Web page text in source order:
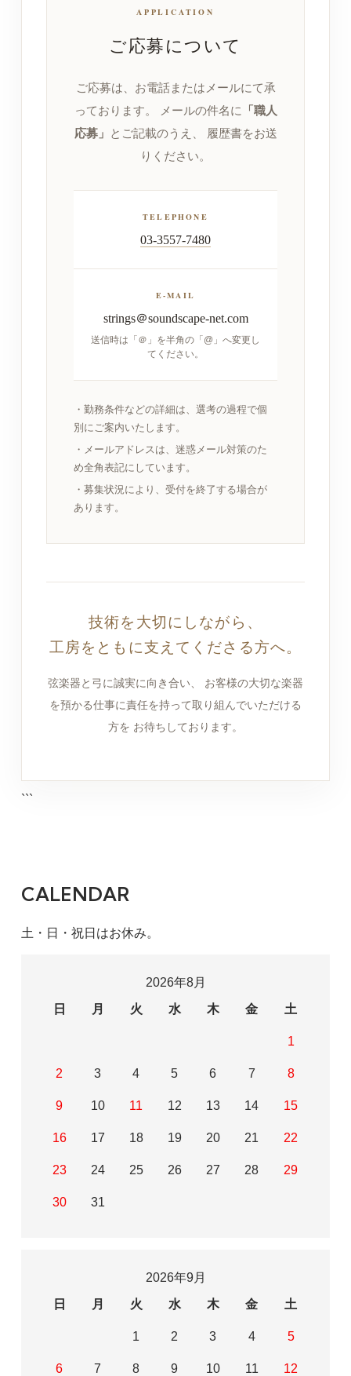
APPLICATION
ご応募について
ご応募は、お電話またはメールにて承
っております。
メールの件名に 「職人
応募」
とご記載のうえ、 履歴書をお送
りください。
TELEPHONE
03-3557-7480
E-MAIL
strings＠soundscape-net.com
送信時は「＠」を半角の「@」へ変更し
てください。
・勤務条件などの詳細は、選考の過程で個
別にご案内いたします。
・メールアドレスは、迷惑メール対策のた
め全角表記にしています。
・募集状況により、受付を終了する場合が
あります。
技術を大切にしながら、
工房をともに支えてくださる方へ。
弦楽器と弓に誠実に向き合い、 お客様の大切な楽器
を預かる仕事に責任を持って取り組んでいただける
方を お待ちしております。
```
CALENDAR
土・日・祝日はお休み。
2026年8月
日
月 火 水 木 金 土
1
2 3 4 5 6 7 8
9 10 11 12 13 14 15
16 17 18 19 20 21 22
23 24 25 26 27 28 29
30 31
2026年9月
日
月 火 水 木 金 土
1 2 3 4 5
6 7 8 9 10 11 12